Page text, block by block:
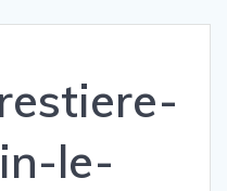
le-